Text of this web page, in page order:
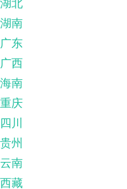
湖南
广东
广西
海南
重庆
四川
贵州
云南
西藏